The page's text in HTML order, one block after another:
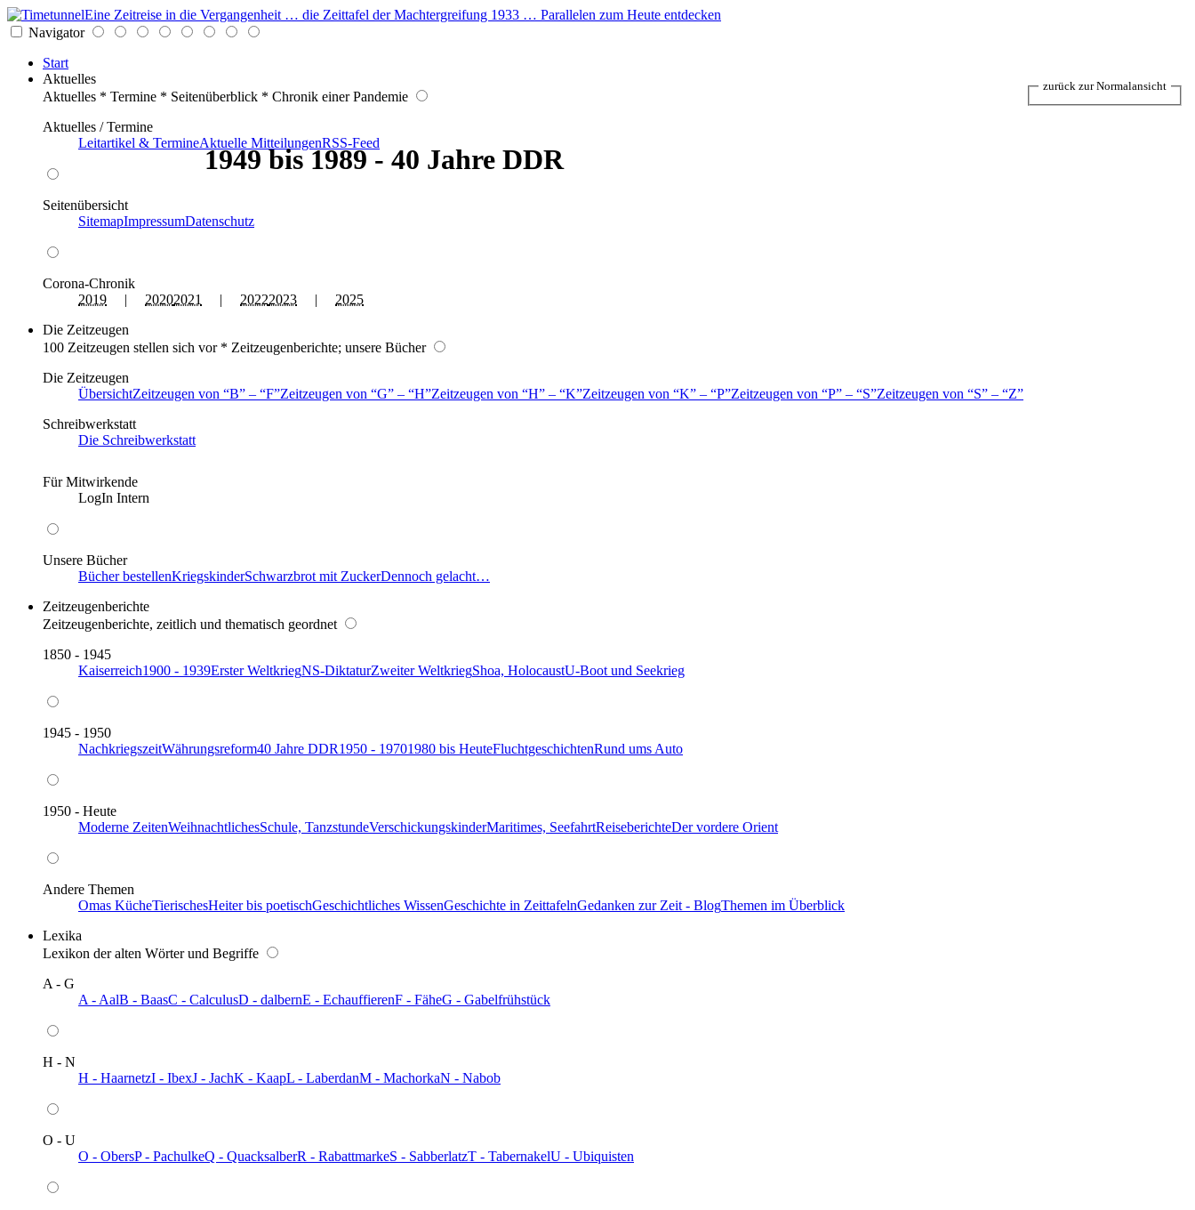
Eine Zeitreise in die Vergangenheit … die Zeittafel der Machtergreifung 1933 … Parallelen zum Heute entdecken
Navigator
Start
Aktuelles
Aktuelles * Termine * Seitenüberblick * Chronik einer Pandemie
Aktuelles / Termine
Leitartikel & TermineAktuelle MitteilungenRSS-Feed
Seitenübersicht
SitemapImpressumDatenschutz
Corona-Chronik
2019 | 20202021 | 20222023 | 2025
Die Zeitzeugen
100 Zeitzeugen stellen sich vor * Zeitzeugenberichte; unsere Bücher
Die Zeitzeugen
ÜbersichtZeitzeugen von B – F Zeitzeugen von G – H Zeitzeugen von H – K Zeitzeugen von K – P Zeitzeugen von P – S Zeitzeugen von S –
Z
Schreibwerkstatt
Die Schreibwerkstatt
Für Mitwirkende
LogIn Intern
Unsere Bücher
Bücher bestellenKriegskinderSchwarzbrot mit ZuckerDennoch gelacht…
Zeitzeugenberichte
Zeitzeugenberichte, zeitlich und thematisch geordnet
1850 - 1945
Kaiserreich1900 - 1939Erster WeltkriegNS-DiktaturZweiter WeltkriegShoa, HolocaustU-Boot und Seekrieg
1945 - 1950
NachkriegszeitWährungsreform40 Jahre DDR1950 - 19701980 bis HeuteFluchtgeschichtenRund ums Auto
1950 - Heute
Moderne ZeitenWeihnachtlichesSchule, TanzstundeVerschickungskinderMaritimes, SeefahrtReiseberichteDer vordere Orient
Andere Themen
Omas KücheTierischesHeiter bis poetischGeschichtliches WissenGeschichte in ZeittafelnGedanken zur Zeit - BlogThemen im Überblick
Lexika
Lexikon der alten Wörter und Begriffe
A - G
A - AalB - BaasC - CalculusD - dalbernE - EchauffierenF - FäheG - Gabelfrühstück
H - N
H - HaarnetzI - IbexJ - JachK - KaapL - LaberdanM - MachorkaN - Nabob
O - U
O - ObersP - PachulkeQ - QuacksalberR - RabattmarkeS - SabberlatzT - TabernakelU - Ubiquisten
1949 bis 1989 - 40 Jahre DDR
zurück zur Normalansicht